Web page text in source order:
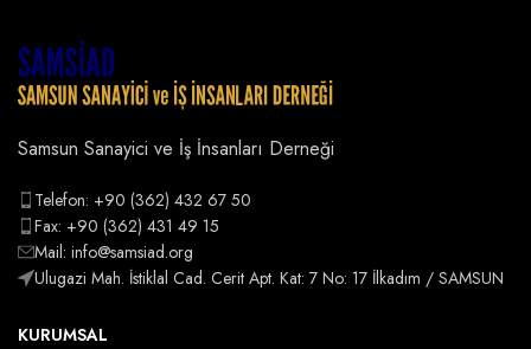
Samsun Sanayici ve İş İnsanları Derneği
Telefon: +90 (362) 432 67 50
Fax: +90 (362) 431 49 15
Mail: info@samsiad.org
Ulugazi Mah. İstiklal Cad. Cerit Apt. Kat: 7 No: 17 İlkadım / SAMSUN
KURUMSAL